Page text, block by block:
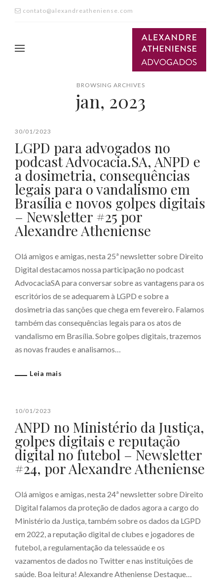
contato@alexandreatheniense.com
BROWSING ARCHIVES
jan, 2023
30/01/2023
LGPD para advogados no
podcast Advocacia.SA, ANPD e
a dosimetria, consequências
legais para o vandalismo em
Brasília e novos golpes digitais
– Newsletter #25 por
Alexandre Atheniense
Olá amigos e amigas, nesta 25ª newsletter sobre Direito
Digital destacamos nossa participação no podcast
AdvocaciaSA para conversar sobre as vantagens para os
escritórios de se adequarem à LGPD e sobre a
dosimetria das sanções que chega em fevereiro. Falamos
também das consequências legais para os atos de
vandalismo em Brasília. Sobre golpes digitais, trazemos
as novas fraudes e analisamos…
Leia mais
10/01/2023
ANPD no Ministério da Justiça,
golpes digitais e reputação
digital no futebol – Newsletter
#24, por Alexandre Atheniense
Olá amigos e amigas, nesta 24ª newsletter sobre Direito
Digital falamos da proteção de dados agora a cargo do
Ministério da Justiça, também sobre os dados da LGPD
em 2022, a reputação digital de clubes e jogadores de
futebol, a regulamentação da telessaúde e os
vazamentos de dados no Twitter e nas instituições de
saúde. Boa leitura! Alexandre Atheniense Destaque…